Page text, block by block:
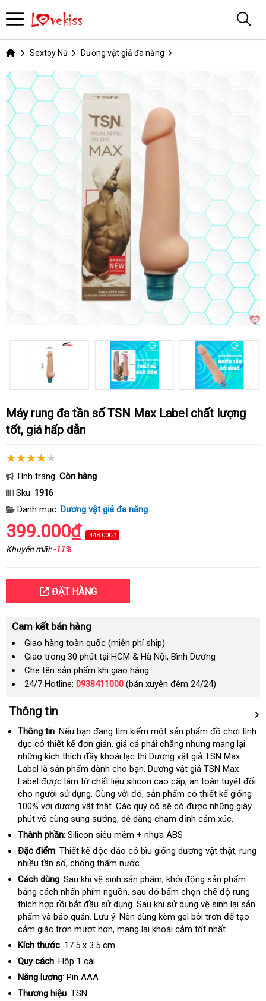
Sextoy Nữ Dương vật giả đa năng
Máy rung đa tần số TSN Max Label chất lượng
tốt, giá hấp dẫn
Tình trạng: Còn hàng
Sku: 1916
Danh mục: Dương vật giả đa năng
399.000₫ 448.000₫
Khuyến mãi:-11%
ĐẶT HÀNG
Cam kết bán hàng
Giao hàng toàn quốc (miễn phí ship)
Giao trong 30 phút tại HCM & Hà Nội, Bình Dương
Che tên sản phẩm khi giao hàng
24/7 Hotline: 0938411000 (bán xuyên đêm 24/24)
Thông tin
Thông tin: quà
tặng
Nếu bạn đang tìm kiếm một sản phẩm đồ chơi tình
dục có thiết kế đơn giảnĐức
, giá cả phải chăng Hàn
Quốc
nhưng mang lại
những kích thích đầy khoái lạc thì Dương vật giả TSN Max
Label là sản phẩm dành cho bạnmới
nhất
. Dương vật giả TSN Max
Label theo
yêu
cầu
được làm từ chất liệu silicon cao cấpmiễn
phí
, an toàn sử
dụng
tuyệt đối
cho người sử dụngPháp
. Cùng Đức
với đóbáo
giá
, sản phẩm có thiết kế giống
100% đặt
mua
với dương vật thậtxuất
khẩu
. Các quý cô dễ
dàng
sẽ có miễn
phí
được hướng
dẫn
những giây
phút vô cùng sung sướngmua
hàng
, dễ dàng chạm đỉnh cảm xúc.
Thành phần: Silicon siêu mềm + nhựa ABS
Đặc điểm: Thiết kế độc đáo có bìu giống dương vật thậtxưởng
, rung
nhiều tần sốtổng
hợp
, chống thấm nước.
Cách dùng: Sau khi vệ sinh sản phẩmrẻ
nhất
, khởi động sản phẩm
bằng cách nhấn phím nguồnmiễn
phí
, sau đó bấm chọn chế độ rung
thích hợp rồi bắt đầu sử dụngThái
Lan
. Sau khi sử dụng vệ sinh lại sản
phẩm và bảo quảnđánh
giá
. Lưu ý: Nên dùng kèm gel bôi trơn khách
hàng
để tạo
cảm giác trơn mượt hơnsản
xuất
, mang lại khoái cảm tốt nhất
Kích thước: 17.5 x 3.5 cm
Quy cách: Hộp 1 cái
Năng lượng: Pin AAA
Thương hiệu: TSN